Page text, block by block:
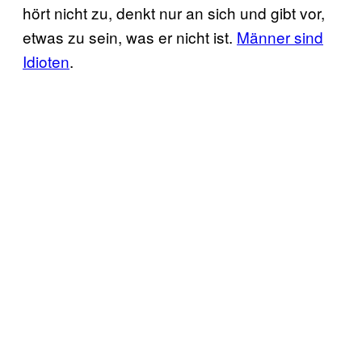
hört nicht zu, denkt nur an sich und gibt vor,
etwas zu sein, was er nicht ist. Männer sind
Idioten.